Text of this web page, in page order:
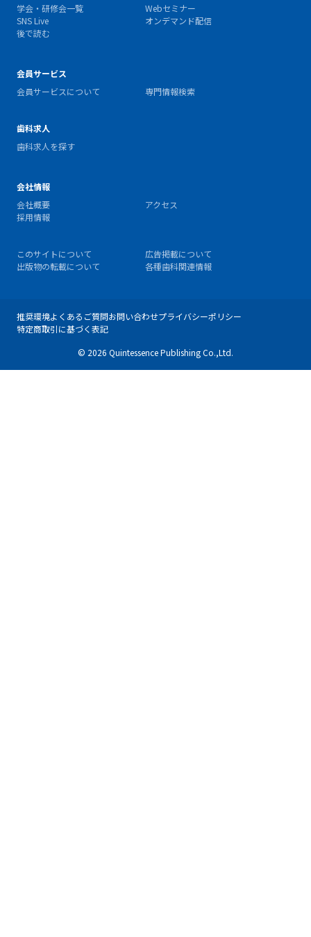
学会・研修会一覧
Webセミナー
SNS Live
オンデマンド配信
後で読む
会員サービス
会員サービスについて
専門情報検索
歯科求人
歯科求人を探す
会社情報
会社概要
アクセス
採用情報
このサイトについて
広告掲載について
出版物の転載について
各種歯科関連情報
推奨環境よくあるご質問お問い合わせプライバシーポリシー
特定商取引に基づく表記
© 2026 Quintessence Publishing Co.,Ltd.